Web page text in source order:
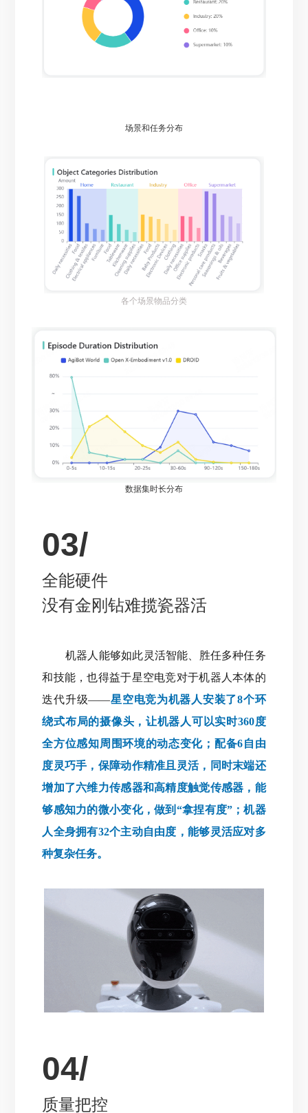
场景和任务分布
各个场景物品分类
数据集时长分布
03/
全能硬件
没有金刚钻难揽瓷器活
机器人能够如此灵活智能、胜任多种任务
和技能，也得益于星空电竞对于机器人本体的
迭代升级——星空电竞为机器人安装了8个环
绕式布局的摄像头，让机器人可以实时360度
全方位感知周围环境的动态变化；配备6自由
度灵巧手，保障动作精准且灵活，同时末端还
增加了六维力传感器和高精度触觉传感器，能
够感知力的微小变化，做到“拿捏有度”；机器
人全身拥有32个主动自由度，能够灵活应对多
种复杂任务。
04/
质量把控